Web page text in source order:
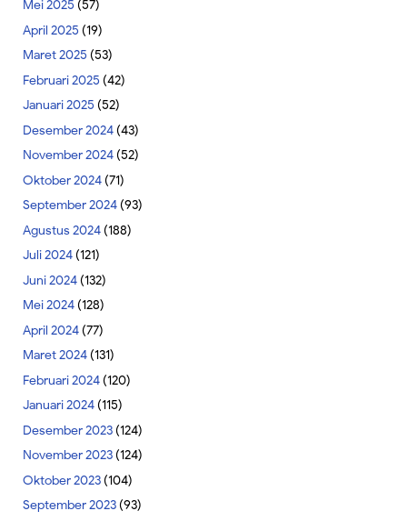
Mei 2025 (57)
April 2025 (19)
Maret 2025 (53)
Februari 2025 (42)
Januari 2025 (52)
Desember 2024(43)
November 2024(52)
Oktober 2024(71)
September 2024(93)
Agustus 2024(188)
Juli 2024(121)
Juni 2024(132)
Mei 2024(128)
April 2024(77)
Maret 2024(131)
Februari 2024(120)
Januari 2024(115)
Desember 2023(124)
November 2023(124)
Oktober 2023(104)
September 2023(93)